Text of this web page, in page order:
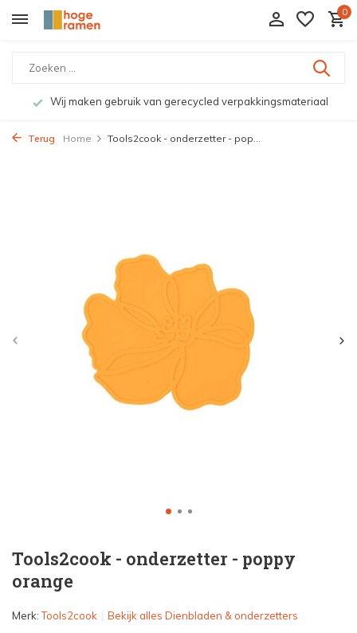
0
Wij maken gebruik van gerecycled verpakkingsmateriaal
Terug Home Tools2cook - onderzetter - pop...
Tools2cook - onderzetter - poppy
orange
Merk:Tools2cook Bekijk alles Dienbladen & onderzetters